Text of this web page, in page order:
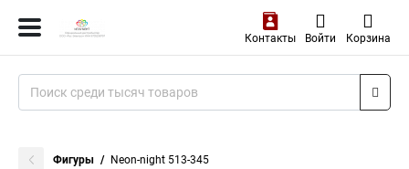
Контакты Войти Корзина
Фигуры Neon-night 513-345